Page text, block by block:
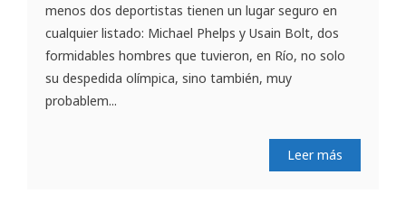
menos dos deportistas tienen un lugar seguro en
cualquier listado: Michael Phelps y Usain Bolt, dos
formidables hombres que tuvieron, en Río, no solo
su despedida olímpica, sino también, muy
probablem...
Leer más